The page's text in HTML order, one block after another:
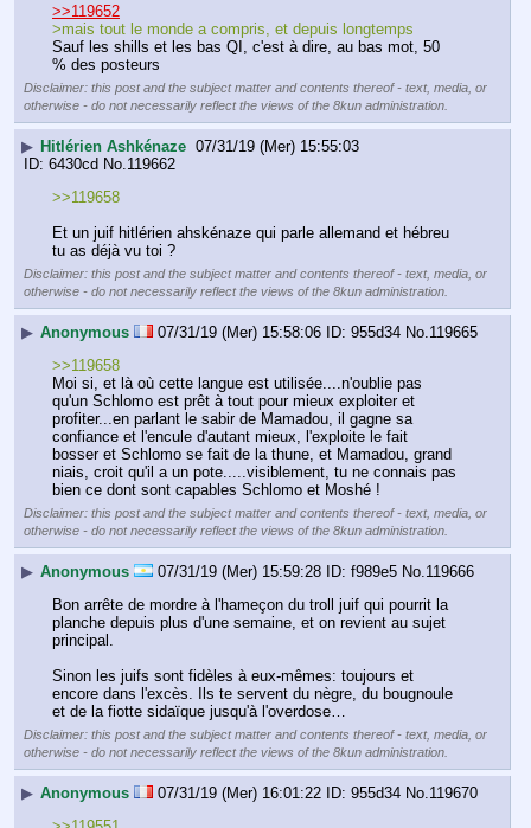
>>119652
>mais tout le monde a compris, et depuis longtemps
Sauf les shills et les bas QI, c'est à dire, au bas mot, 50
% des posteurs
Disclaimer: this post and the subject matter and contents thereof - text, media, or
otherwise - do not necessarily reflect the views of the 8kun administration.
▶ Hitlérien Ashkénaze 07/31/19 (Mer) 15:55:03
6430cd No. 119662
>>119658
Et un juif hitlérien ahskénaze qui parle allemand et hébreu
tu as déjà vu toi ?
Disclaimer: this post and the subject matter and contents thereof - text, media, or
otherwise - do not necessarily reflect the views of the 8kun administration.
▶ Anonymous 07/31/19 (Mer) 15:58:06 955d34 No. 119665
>>119658
Moi si, et là où cette langue est utilisée....n'oublie pas
qu'un Schlomo est prêt à tout pour mieux exploiter et
profiter...en parlant le sabir de Mamadou, il gagne sa
confiance et l'encule d'autant mieux, l'exploite le fait
bosser et Schlomo se fait de la thune, et Mamadou, grand
niais, croit qu'il a un pote.....visiblement, tu ne connais pas
bien ce dont sont capables Schlomo et Moshé !
Disclaimer: this post and the subject matter and contents thereof - text, media, or
otherwise - do not necessarily reflect the views of the 8kun administration.
▶ Anonymous 07/31/19 (Mer) 15:59:28 f989e5 No. 119666
Bon arrête de mordre à l'hameçon du troll juif qui pourrit la
planche depuis plus d'une semaine, et on revient au sujet
principal.
Sinon les juifs sont fidèles à eux-mêmes: toujours et
encore dans l'excès. Ils te servent du nègre, du bougnoule
et de la fiotte sidaïque jusqu'à l'overdose…
Disclaimer: this post and the subject matter and contents thereof - text, media, or
otherwise - do not necessarily reflect the views of the 8kun administration.
▶ Anonymous 07/31/19 (Mer) 16:01:22 955d34 No. 119670